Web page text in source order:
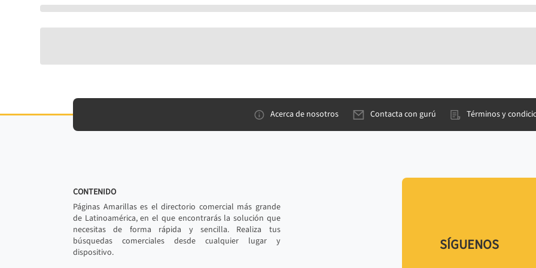
Acerca de nosotros Contacta con gurú Términos y
CONTENIDO
Páginas Amarillas es el directorio comercial más grande
de Latinoamérica, en el que encontrarás la solución que
necesitas de forma rápida y sencilla. Realiza tus
búsquedas comerciales desde cualquier lugar y
dispositivo.
SÍGUENOS